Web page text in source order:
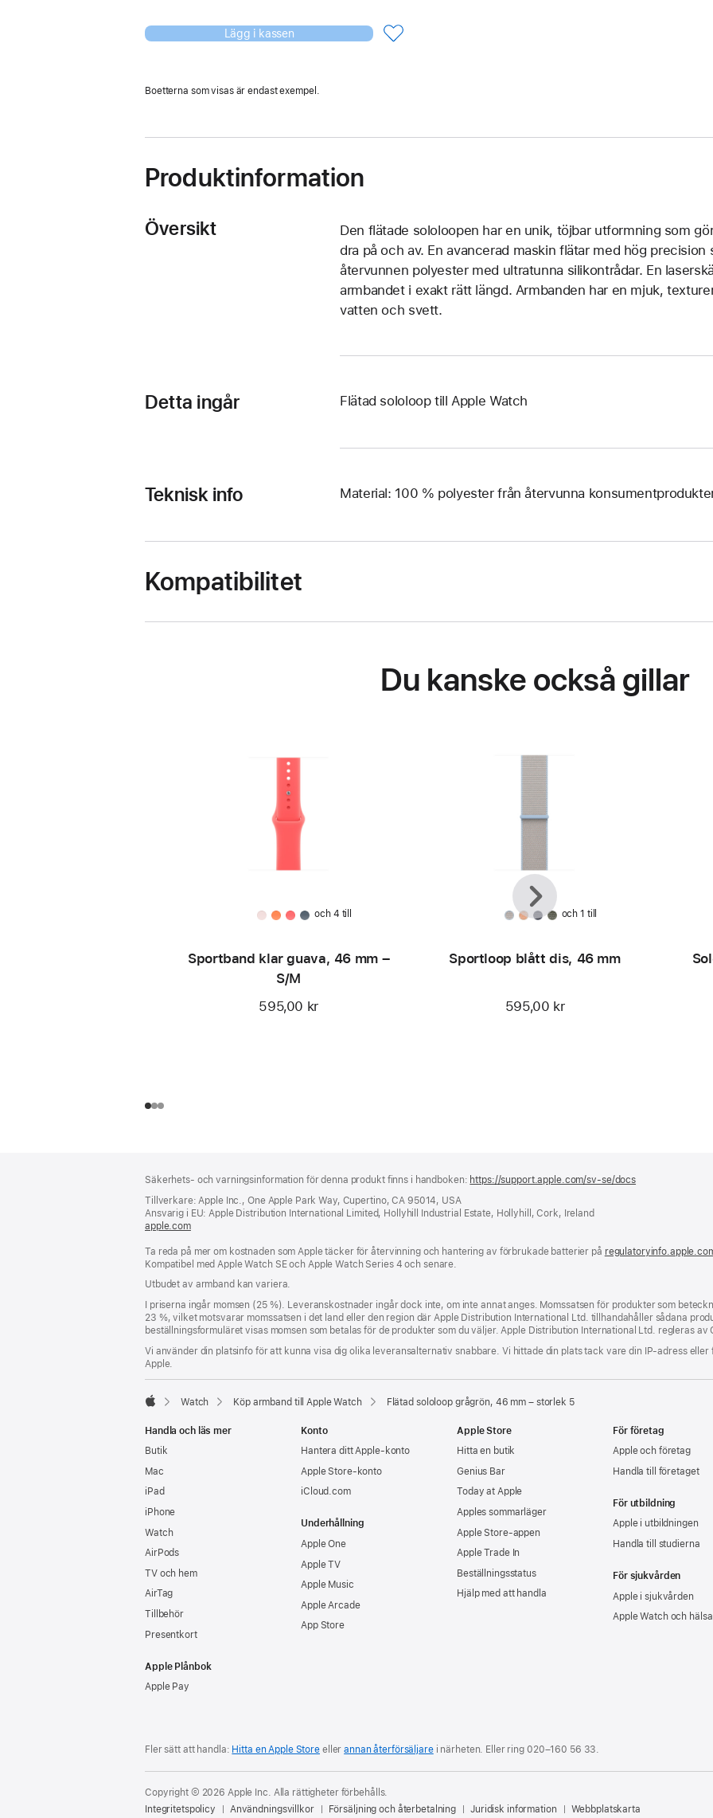
Lägg i kassen
Boetterna som visas är endast exempel.
Produktinformation
Översikt
Den flätade sololoopen har en unik, töjbar utformning som
dra på och av. En avancerad maskin flätar med hög
återvunnen polyester med ultratunna silikontrådar. En
armbandet i exakt rätt längd. Armbanden har en mjuk,
vatten och svett.
Detta ingår Flätad sololoop till Apple Watch
Teknisk info Material: 100 % polyester från återvunna
Kompatibilitet
Du kanske också gillar
och 4 till
Sportband klar guava, 46 mm –
S/M
595,00 kr
och 1 till
Sportloop blått dis, 46 mm
595,00 kr
Föregående
Nästa
Säkerhets- och varningsinformation för denna produkt finns i handboken: https://support.apple.com/sv-se/docs
Tillverkare: Apple Inc., One Apple Park Way, Cupertino, CA 95014, USA
Ansvarig i EU: Apple Distribution International Limited, Hollyhill Industrial Estate, Hollyhill, Cork, Ireland
apple.com(öppnas
ett
nytt
fönster)
Ta reda på mer om kostnaden som Apple täcker för återvinning och hantering av förbrukade batterier på
Kompatibel med Apple Watch SE och Apple Watch Series 4 och senare.
Utbudet av armband kan variera.
I priserna ingår momsen (25 %). Leveranskostnader ingår dock inte, om inte annat anges. Momssatsen för produkter som
23 %, vilket motsvarar momssatsen i det land eller den region där Apple Distribution International Ltd. tillhandahåller sådana
beställningsformuläret visas momsen som betalas för de produkter som du väljer. Apple Distribution International Ltd. regleras av
Vi använder din platsinfo för att kunna visa dig olika leveransalternativ snabbare. Vi hittade din plats tack vare din IP-adress
Apple.
Watch Köp armband till Apple Watch Flätad sololoop grågrön, 46 mm – storlek 5
Handla och läs mer
Butik
Mac
iPad
iPhone
Watch
AirPods
TV och hem
AirTag
Tillbehör
Presentkort
Apple Plånbok
Apple Pay
Konto
Hantera ditt Apple‑konto
Apple Store-konto
iCloud.com
Underhållning
Apple One
Apple TV
Apple Music
Apple Arcade
App Store
Apple Store
Hitta en butik
Genius Bar
Today at Apple
Apples sommarläger
Apple Store-appen
Apple Trade In
Beställningsstatus
Hjälp med att handla
För företag
Apple och företag
Handla till företaget
För utbildning
Apple i utbildningen
Handla till studierna
För sjukvården
Apple i sjukvården
Apple Watch och hälsa
Fler sätt att handla: Hitta en Apple Storeellerannan återförsäljarei närheten. Eller ring 020–160 56 33
Copyright © 2026 Apple Inc. Alla rättigheter förbehålls.
Integritetspolicy
Användningsvillkor Försäljning och återbetalning Juridisk information Webbplatskarta